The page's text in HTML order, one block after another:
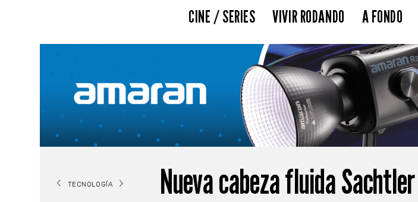
CINE / SERIES VIVIR RODANDO A FONDO
TECNOLOGÍA Nueva cabeza fluida